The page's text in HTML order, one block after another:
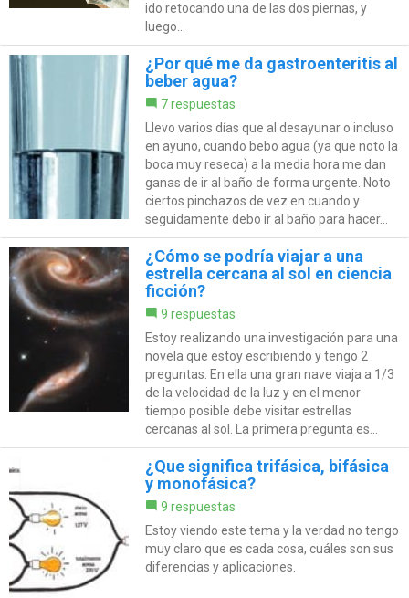
ido retocando una de las dos piernas, y
luego...
¿Por qué me da gastroenteritis al
beber agua?
7 respuestas
Llevo varios días que al desayunar o incluso
en ayuno, cuando bebo agua (ya que noto la
boca muy reseca) a la media hora me dan
ganas de ir al baño de forma urgente. Noto
ciertos pinchazos de vez en cuando y
seguidamente debo ir al baño para hacer...
¿Cómo se podría viajar a una
estrella cercana al sol en ciencia
ficción?
9 respuestas
Estoy realizando una investigación para una
novela que estoy escribiendo y tengo 2
preguntas. En ella una gran nave viaja a 1/3
de la velocidad de la luz y en el menor
tiempo posible debe visitar estrellas
cercanas al sol. La primera pregunta es...
¿Que significa trifásica, bifásica
y monofásica?
9 respuestas
Estoy viendo este tema y la verdad no tengo
muy claro que es cada cosa, cuáles son sus
diferencias y aplicaciones.